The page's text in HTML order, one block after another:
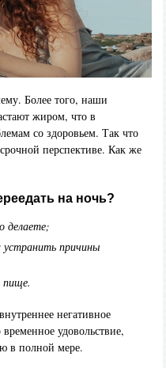
Более того, наши
жиром, что в
со здоровьем. Так что
перспективе. Как же
на ночь?
делаете;
устранить причины
пище.
негативное
удовольствие,
в полной мере.